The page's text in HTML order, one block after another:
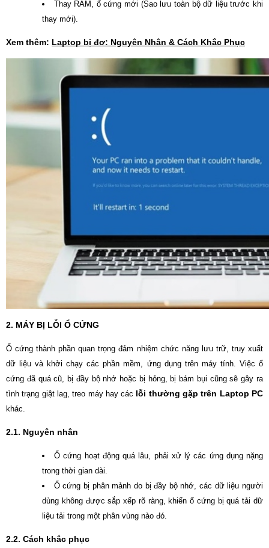
Thay RAM, ổ cứng mới (Sao lưu toàn bộ dữ liệu trước khi
thay mới).
Xem thêm: Laptop bị đơ: Nguyên Nhân & Cách Khắc Phục
2. MÁY BỊ LỖI Ổ CỨNG
Ổ cứng thành phần quan trọng đảm nhiệm chức năng lưu trữ, truy xuất
dữ liệu và khởi chạy các phần mềm, ứng dụng trên máy tính. Việc ổ
cứng đã quá cũ, bị đầy bộ nhớ hoặc bị hỏng, bị bám bụi cũng sẽ gây ra
tình trạng giật lag, treo máy hay các lỗi thường gặp trên Laptop PC
khác.
2.1. Nguyên nhân
Ổ cứng hoạt động quá lâu, phải xử lý các ứng dụng nặng
trong thời gian dài.
Ổ cứng bị phân mảnh do bị đầy bộ nhớ, các dữ liệu người
dùng không được sắp xếp rõ ràng, khiến ổ cứng bị quá tải dữ
liệu tải trong một phân vùng nào đó.
2.2. Cách khắc phục